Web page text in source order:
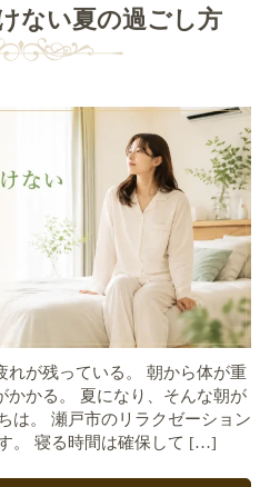
ない夏の過ごし方
れが残っている。 朝から体が重
かかる。 夏になり、そんな朝が
は。 瀬戸市のリラクゼーション
。 寝る時間は確保して […]